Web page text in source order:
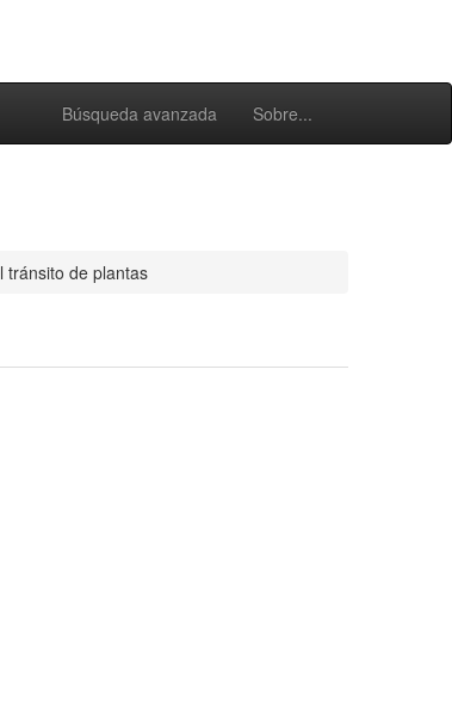
Búsqueda avanzada Sobre...
tránsito de plantas